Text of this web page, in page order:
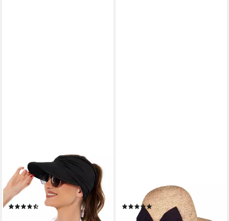
CACHITO
Strohhut Strohhut Sun Visor
Hüte für Damen, verstellbare
leichte Sommerhut
(9)
32,90 €
Loevenich Strohhut mit
großer Schleife
(1)
69,95 €